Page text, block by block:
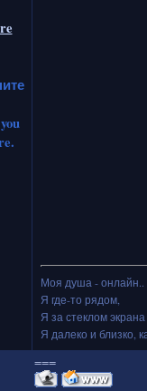
Моя душа - онлайн..
Я где-то рядом,
Я за стеклом экрана
Я далеко и близко,
===